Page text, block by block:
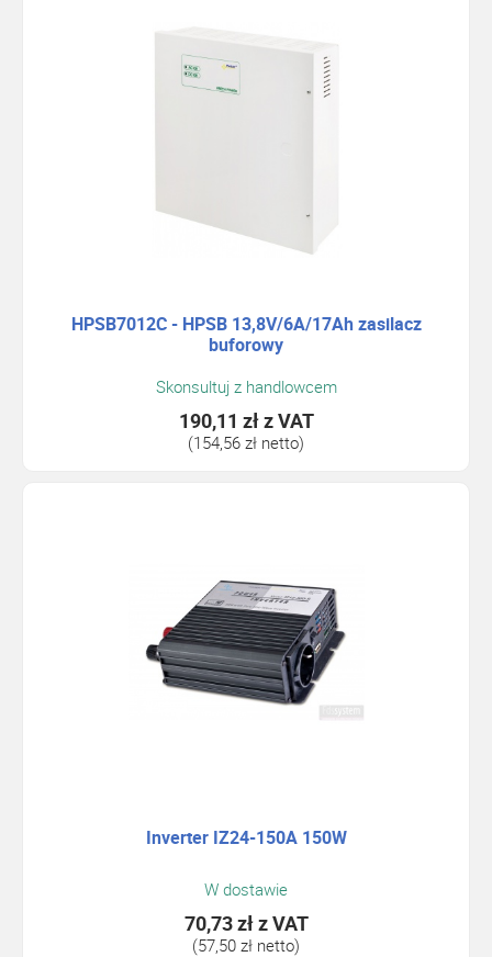
HPSB7012C - HPSB 13,8V/6A/17Ah zasilacz
buforowy
Skonsultuj z handlowcem
190,11 złz VAT
(154,56 zł netto)
Inverter IZ24-150A 150W
W dostawie
70,73 złz VAT
(57,50 zł netto)